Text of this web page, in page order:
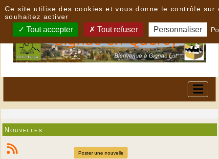
Nouvelles
Poster une nouvelle
Ce site utilise des cookies et vous donne le contrôle sur
souhaitez activer
Tout accepter Tout refuser Personnaliser